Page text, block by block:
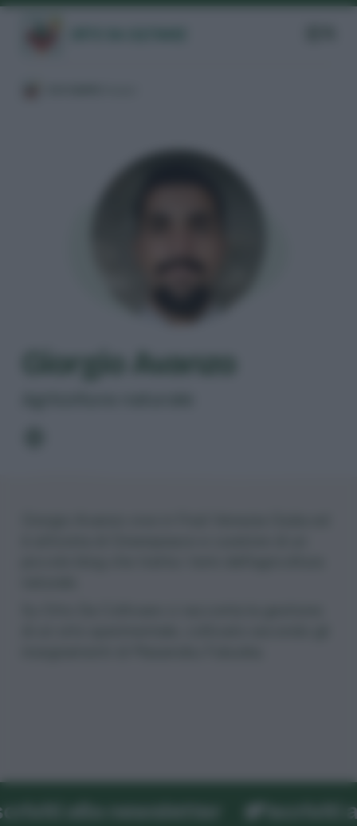
Giorgio Avanzo
alla newsletter Iscriviti